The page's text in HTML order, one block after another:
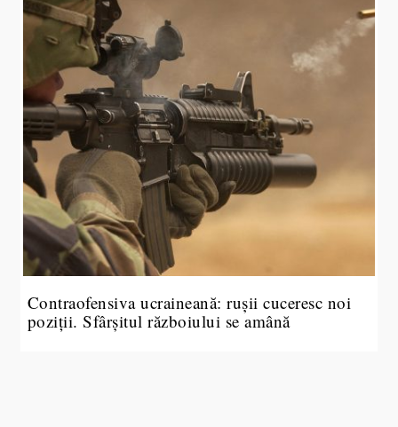
Contraofensiva ucraineană: rușii cuceresc noi
poziții. Sfârșitul războiului se amână